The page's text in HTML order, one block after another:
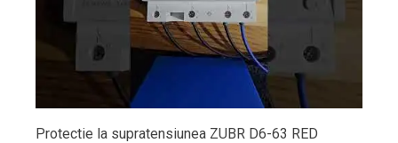
Protectie la supratensiunea ZUBR D6-63 RED